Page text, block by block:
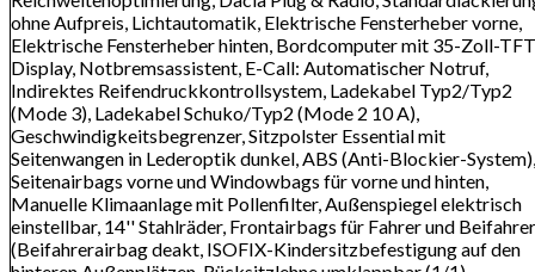
ohne Aufpreis, Lichtautomatik, Elektrische Fensterheber vorne,
Elektrische Fensterheber hinten, Bordcomputer mit 35-Zoll-
Display, Notbremsassistent, E-Call: Automatischer Notruf,
Indirektes Reifendruckkontrollsystem, Ladekabel Typ2/Typ2
(Mode 3), Ladekabel Schuko/Typ2 (Mode 2 10 A),
Geschwindigkeitsbegrenzer, Sitzpolster Essential mit
Seitenwangen in Lederoptik dunkel, ABS (Anti-Blockier-System),
Seitenairbags vorne und Windowbags für vorne und hinten,
Manuelle Klimaanlage mit Pollenfilter, Außenspiegel elektrisch
einstellbar, 14'' Stahlräder, Frontairbags für Fahrer und Beifahrer
(Beifahrerairbag deakt, ISOFIX-Kindersitzbefestigung auf den